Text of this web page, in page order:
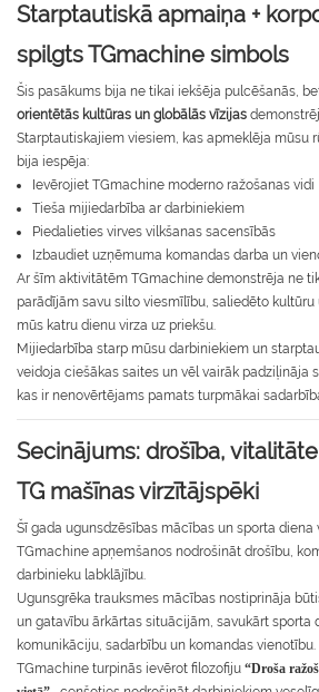
Starptautiskā apmaiņa +
spilgts TGmachine simbols
Šis pasākums bija ne tikai iekšēja pulcēšanās,
orientētās kultūras un globālās vīzijas
Starptautiskajiem viesiem, kas apmeklēja mūsu
bija iespēja:
Ievērojiet TGmachine moderno ražošanas vidi
Tieša mijiedarbība ar darbiniekiem
Piedalieties virves vilkšanas sacensībās
Izbaudiet uzņēmuma komandas darba un
Ar šīm aktivitātēm TGmachine demonstrēja ne
parādījām savu silto viesmīlību, saliedēto
mūs katru dienu virza uz priekšu.
Mijiedarbība starp mūsu darbiniekiem un
veidoja ciešākas saites un vēl vairāk padziļināja
kas ir nenovērtējams pamats turpmākai
Secinājums: drošība,
TG mašīnas virzītājspēki
Šī gada ugunsdzēsības mācības un sporta diena
TGmachine apņemšanos nodrošināt drošību,
darbinieku labklājību.
Ugunsgrēka trauksmes mācības nostiprināja
un gatavību ārkārtas situācijām, savukārt sporta
komunikāciju, sadarbību un komandas vienotību.
TGmachine turpinās ievērot filozofiju “Droša